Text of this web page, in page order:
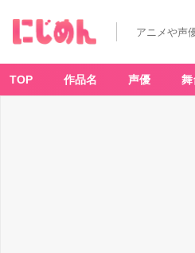
アニメや声
TOP 作品名 声優 舞